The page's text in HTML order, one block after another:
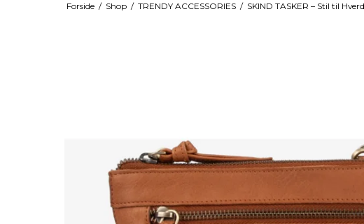
Forside / Shop / TRENDY ACCESSORIES / SKIND TASKER – Stil til